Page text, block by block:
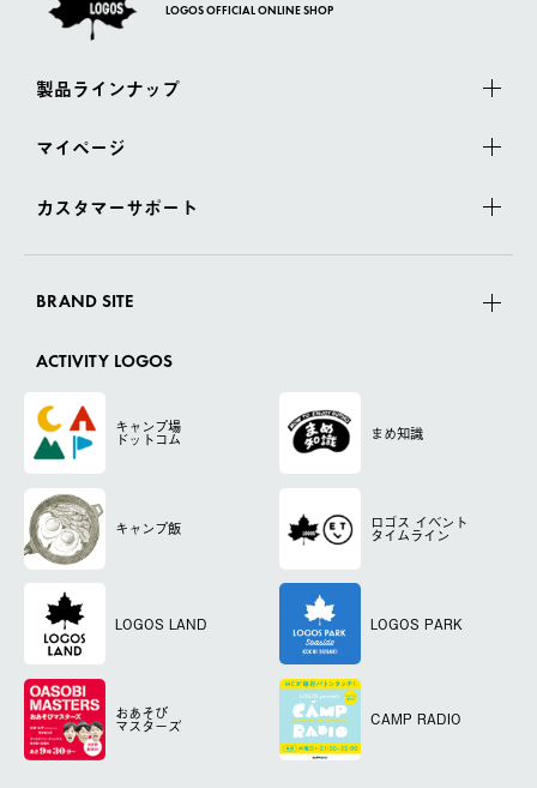
LOGOS OFFICIAL ONLINE SHOP
製品ラインナップ
マイページ
カスタマーサポート
BRAND SITE
ACTIVITY LOGOS
キャンプ場
ドットコム まめ知識
キャンプ飯 ロゴス イベント
タイムライン
LOGOS LAND LOGOS PARK
おあそび
マスターズ CAMP RADIO